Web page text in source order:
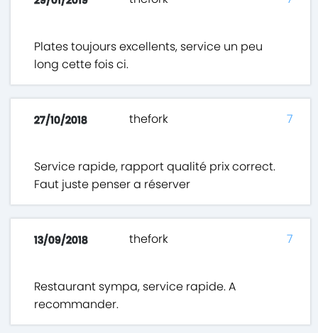
Plates toujours excellents, service un peu
long cette fois ci.
27/10/2018 thefork
Service rapide, rapport qualité prix correct.
Faut juste penser a réserver
7
13/09/2018 thefork
Restaurant sympa, service rapide. A
recommander.
7